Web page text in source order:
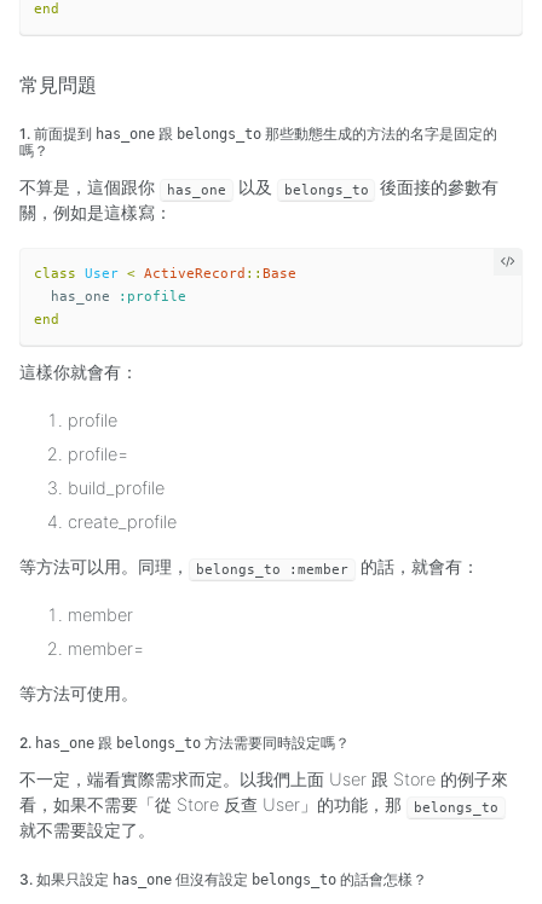
end
常見問題
1. 前面提到 has_one 跟 belongs_to 那些動態生成的方法的名字是固定的
嗎？
不算是，這個跟你 has_one 以及 belongs_to
後面接的參數有
關，例如是這樣寫：
class User < ActiveRecord :: Base
has_one
:profile
end
這樣你就會有：
profile
profile=
build_profile
create_profile
等方法可以用。同理， belongs_to :member 的話，就會有：
member
member=
等方法可使用。
2. has_one 跟 belongs_to 方法需要同時設定嗎？
不一定，端看實際需求而定。以我們上面 User 跟 Store 的例子來
看，如果不需要「從 Store 反查 User」的功能，那
belongs_to
就不需要設定了。
3. 如果只設定 has_one 但沒有設定 belongs_to 的話會怎樣？